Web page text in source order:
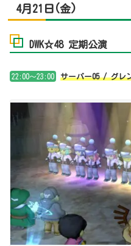
4月21日(金)
DWK☆48 定期公演
22:00～23:00 サーバー05 / グレ